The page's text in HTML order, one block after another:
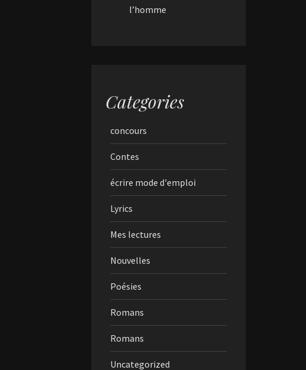
l’homme
Categories
concours
Contes
écrire mode d'emploi
Lyrics
Mes lectures
Nouvelles
Poésies
Romans
Romans
Uncategorized